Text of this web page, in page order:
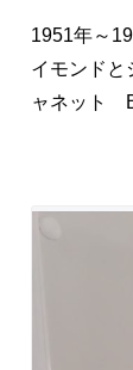
1951年～
イモンドと
ャネット